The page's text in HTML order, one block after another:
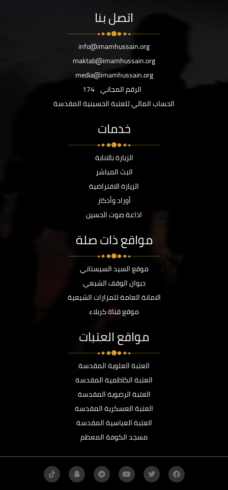
اتصل بنا
info@imamhussain.org
maktab@imamhussain.org
media@imamhussain.org
الرقم المجاني 174
الحساب المالي للعتبة الحسينية المقدسة
خدمات
الزيارة بالانابة
البث المباشر
الزيارة الافتراضية
أوراد وأذكار
اذاعة صوت الحسين
مواقع ذات صلة
موقع السيد السيستاني
ديوان الوقف الشيعي
الامانة العامة للمزارات الشيعية
موقع قناة كربلاء
مواقع العتبات
العتبة العلوية المقدسة
العتبة الكاظمية المقدسة
العتبة الرضوية المقدسة
العتبة العسكرية المقدسة
العتبة العباسية المقدسة
مسجد الكوفة المعظم